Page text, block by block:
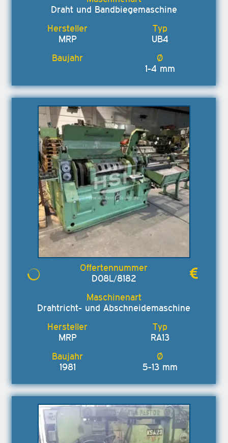
Draht und Bandbiegemaschine
MRP UB4
1-4 mm
D08L/8182
Drahtricht- und Abschneidemaschine
MRP RA13
1981 5-13 mm